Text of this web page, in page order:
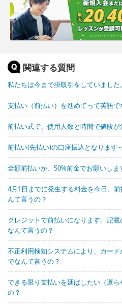
関連する質問
私たちは今まで掛取引をしていまし
支払い（前払い）を進めてって英語で
前払い式で、使用人数と時間で値段
前払い(先払い)の口座振込となります
全額前払いか、50%前金でお願いし
4月1日までに発生する料金を今日、
んて言うの？
クレジットで前払いになります。記
なんて言うの？
不正利用検知システムにより、カー
でなんて言うの？
できる限り支払いを延ばしたい（遅
の？